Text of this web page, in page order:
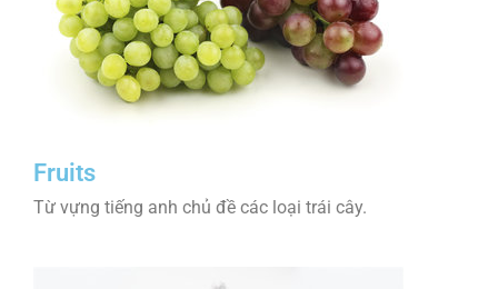
Fruits
Từ vựng tiếng anh chủ đề các loại trái cây.